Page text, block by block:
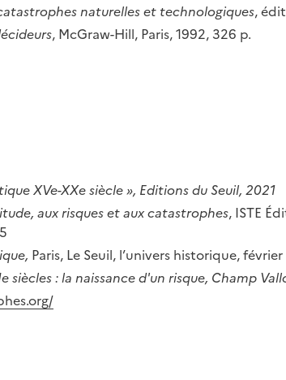
naturelles et technologiques,
, McGraw-Hill, Paris, 1992, 326 p.
XVe-XXe siècle », Editions du Seuil, 2021
aux risques et aux catastrophes, ISTE
Paris, Le Seuil, l’univers historique,
siècles : la naissance d'un risque, Champ